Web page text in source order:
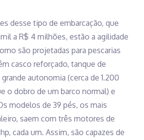
desse tipo de embarcação, que
a R$ 4 milhões, estão a agilidade
são projetadas para pescarias
casco reforçado, tanque de
autonomia (cerca de 1.200
o dobro de um barco normal) e
modelos de 39 pés, os mais
saem com três motores de
cada um. Assim, são capazes de